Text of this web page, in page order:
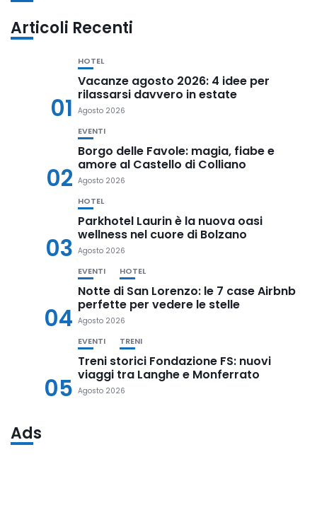
Articoli Recenti
01
HOTEL
Vacanze agosto 2026: 4 idee per
rilassarsi davvero in estate
Agosto 2026
02
EVENTI
Borgo delle Favole: magia, fiabe e
amore al Castello di Colliano
Agosto 2026
03
HOTEL
Parkhotel Laurin è la nuova oasi
wellness nel cuore di Bolzano
Agosto 2026
04
EVENTI HOTEL
Notte di San Lorenzo: le 7 case Airbnb
perfette per vedere le stelle
Agosto 2026
05
EVENTI TRENI
Treni storici Fondazione FS: nuovi
viaggi tra Langhe e Monferrato
Agosto 2026
Ads